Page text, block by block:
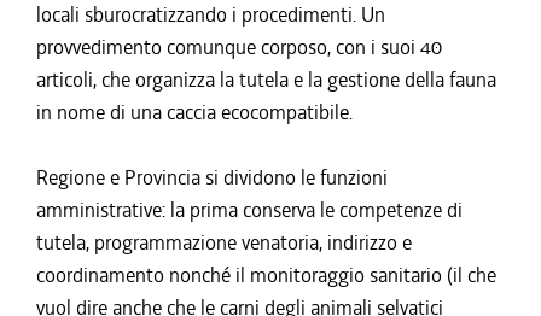
locali sburocratizzando i procedimenti. Un
provvedimento comunque corposo, con i suoi 40
articoli, che organizza la tutela e la gestione della fauna
in nome di una caccia ecocompatibile.
Regione e Provincia si dividono le funzioni
amministrative: la prima conserva le competenze di
tutela, programmazione venatoria, indirizzo e
coordinamento nonché il monitoraggio sanitario (il che
vuol dire anche che le carni degli animali selvatici